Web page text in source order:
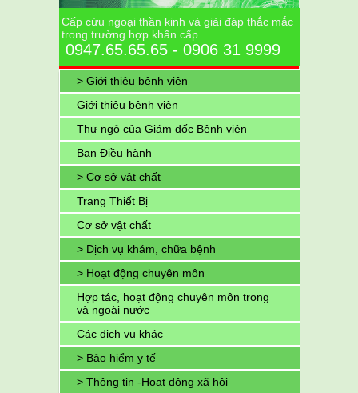
Cấp cứu ngoại thần kinh và giải đáp thắc mắc
trong trường hợp khẩn cấp
0947.65.65.65 - 0906 31 9999
> Giới thiệu bệnh viện
Giới thiệu bệnh viện
Thư ngỏ của Giám đốc Bệnh viện
Ban Điều hành
> Cơ sở vật chất
Trang Thiết Bị
Cơ sở vật chất
> Dịch vụ khám, chữa bệnh
> Hoạt động chuyên môn
Hợp tác, hoạt động chuyên môn trong
và ngoài nước
Các dịch vụ khác
> Bảo hiểm y tế
> Thông tin -Hoạt động xã hội